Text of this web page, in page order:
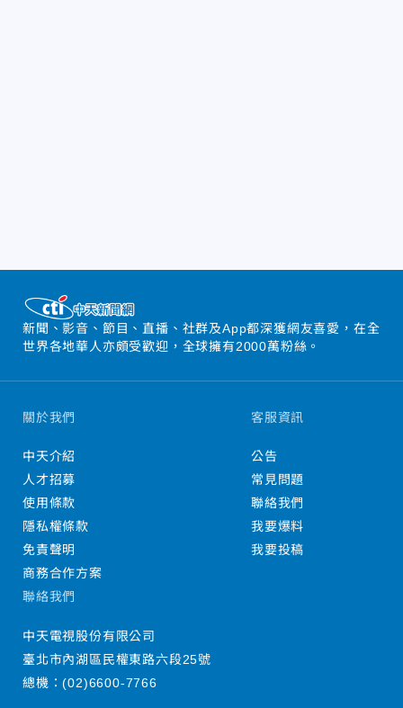
新聞、影音、節目、直播、社群及App都深獲網友喜愛，在全
世界各地華人亦頗受歡迎，全球擁有2000萬粉絲。
關於我們
中天介紹
人才招募
使用條款
隱私權條款
免責聲明
商務合作方案
客服資訊
公告
常見問題
聯絡我們
我要爆料
我要投稿
聯絡我們
中天電視股份有限公司
臺北市內湖區民權東路六段25號
總機：(02)6600-7766